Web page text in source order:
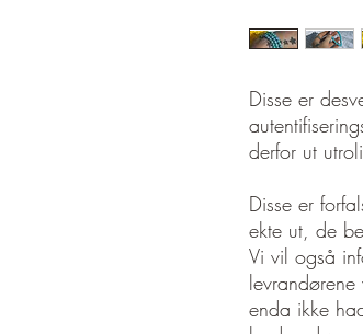
Disse er
derfor ut
Disse er
ekte ut, de
Vi vil også
enda ikke